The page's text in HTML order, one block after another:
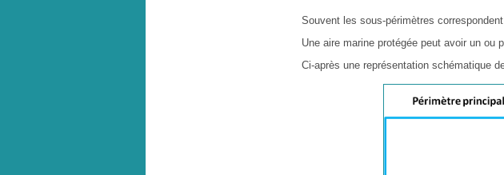
Souvent les sous-périmètres
Une aire marine protégée peut avoir un ou
Ci-après une représentation schématique